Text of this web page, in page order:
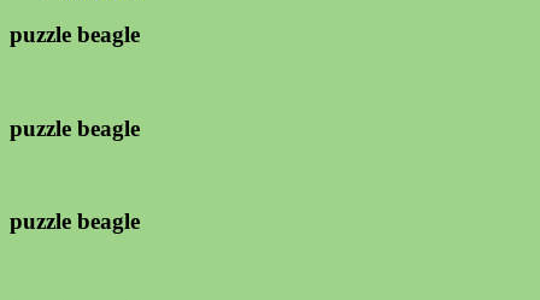
puzzle beagle
puzzle beagle
puzzle beagle